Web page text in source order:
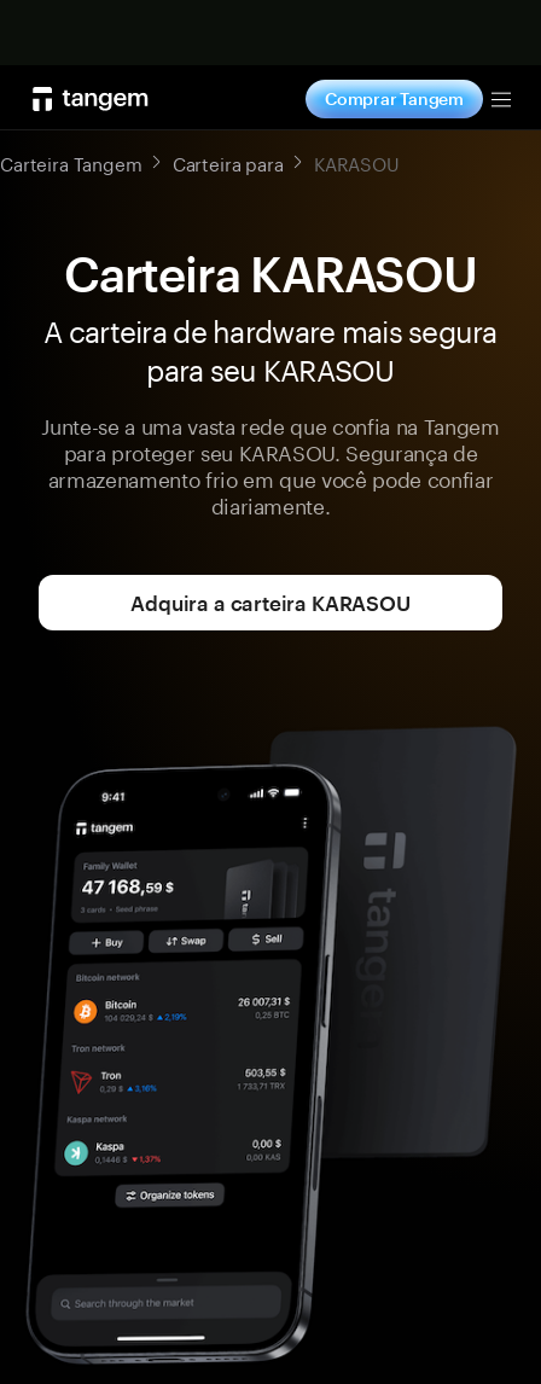
Comprar Tangem
Carteira Tangem Carteira para KARASOU
Carteira KARASOU
A carteira de hardware mais segura
para seu KARASOU
Junte-se a uma vasta rede que confia na Tangem
para proteger seu KARASOU. Segurança de
armazenamento frio em que você pode confiar
diariamente.
Adquira a carteira KARASOU